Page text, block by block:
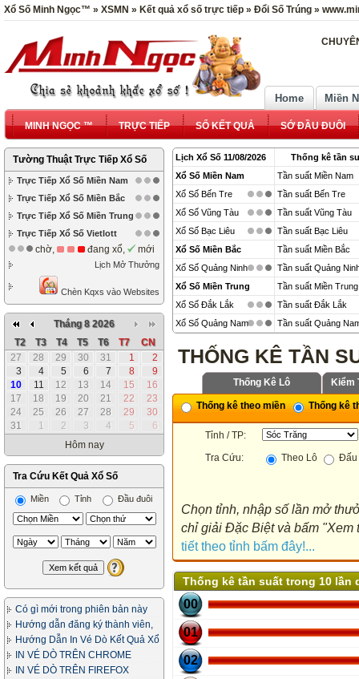
Xổ Số Minh Ngọc™ » XSMN » Kết quả xổ số trực tiếp » Đổi Số Trúng »
Home Miền
MINH NGỌC ™ TRỰC TIẾP SỔ KẾT QUẢ SỚ ĐẦU ĐUÔI
Tường Thuật Trực Tiếp Xổ Số
Trực Tiếp Xổ Số Miền Nam
Trực Tiếp Xổ Số Miền Bắc
Trực Tiếp Xổ Số Miền Trung
Trực Tiếp Xổ Số Vietlott
chờ, đang xổ, mới
Lịch Mở Thưởng
Chèn Kqxs vào Websites
Tháng 8 2026
T2
T3 T4 T5 T6 T7
CN
27
28 29 30 31 1
2
3
4 5 6 7 8
9
10
11 12 13 14 15
16
17
18 19 20 21 22
23
24
25 26 27 28 29
30
31
1 2 3 4 5
6
Hôm nay
Tra Cứu Kết Quả Xổ Số
Miền Tỉnh Đầu đuôi
Có gì mới trong phiên bản này
Hướng dẫn đăng ký thành viên,
in vé dò
Hướng Dẫn In Vé Dò Kết Quả Xổ
SốIN VÉ DÒ TRÊN CHROME
IN VÉ DÒ TRÊN FIREFOX
Lịch Xổ Số 11/08/2026
Thống kê tần
Xổ Số Miền Nam
Tần suất Miền Nam
Xổ Số Bến Tre
Tần suất Bến Tre
Xổ Số Vũng Tàu
Tần suất Vũng Tàu
Xổ Số Bạc Liêu
Tần suất Bạc Liêu
Xổ Số Miền Bắc
Tần suất Miền Bắc
Xổ Số Quảng Ninh
Tần suất Quảng
Xổ Số Miền Trung
Tần suất Miền Trung
Xổ Số Đắk Lắk
Tần suất Đắk Lắk
Xổ Số Quảng Nam
Tần suất Quảng
THỐNG KÊ TẦN
Thống Kê Lô Kiểm
Thống kê theo miền Thống kê
Tỉnh / TP:
Tra Cứu:
Theo Lô Đấu
Chọn tỉnh, nhập số lần mở
chỉ giải Đặc Biệt và bấm "Xem
tiết theo tỉnh bấm đây!...
Thống kê tần suất trong 10 lần
00
01
02